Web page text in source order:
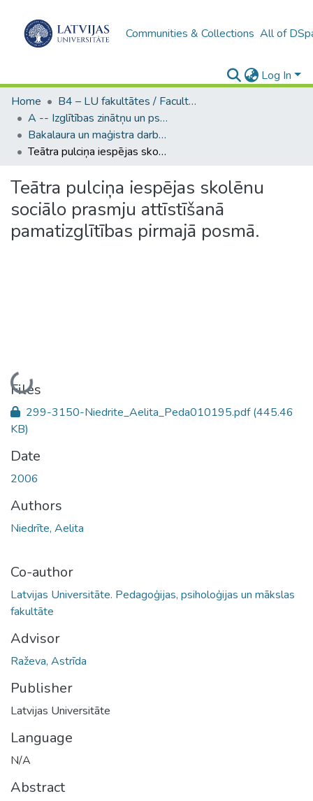
Communities & Collections All of
Log In
Home
B4 – LU fakultātes / Faculties of the UL
A -- Izglītības zinātņu un psiholoģijas fakultāte / Faculty of Education Sciences and Psychology
Bakalaura un maģistra darbi (PPMF) / Bachelor's and Master's theses
Teātra pulciņa iespējas skolēnu sociālo prasmju attīstīšanā pamatizglītības pirmajā posmā.
Teātra pulciņa iespējas skolēnu
sociālo prasmju attīstīšanā
pamatizglītības pirmajā posmā.
Loading...
Files
299-3150-Niedrite_Aelita_Peda010195.pdf(445.46
KB)
Date
2006
Authors
Niedrīte, Aelita
Co-author
Latvijas Universitāte. Pedagoģijas, psiholoģijas un mākslas
fakultāte
Advisor
Raževa, Astrīda
Publisher
Latvijas Universitāte
Language
N/A
Abstract